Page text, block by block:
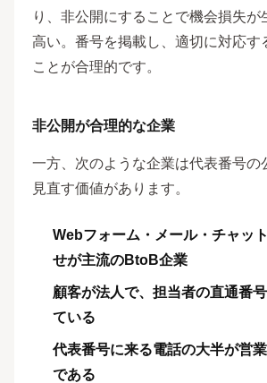
り、非公開にすることで機会損失が
高い。番号を掲載し、適切に対応す
ことが合理的です。
非公開が合理的な企業
一方、次のような企業は代表番号の
見直す価値があります。
Webフォーム・メール・チャッ
せが主流のBtoB企業
顧客が法人で、担当者の直通番
ている
代表番号に来る電話の大半が営
である